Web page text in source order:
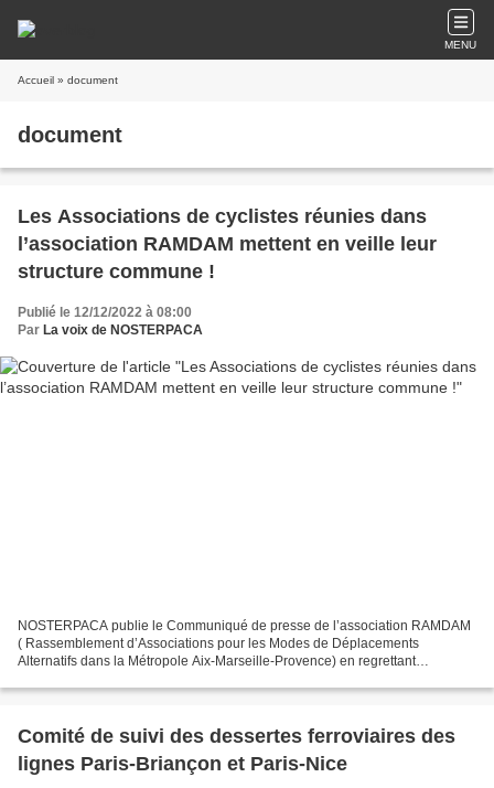
MENU
Accueil » document
document
Les Associations de cyclistes réunies dans
l’association RAMDAM mettent en veille leur
structure commune !
Publié le 12/12/2022 à 08:00
Par La voix de NOSTERPACA
NOSTERPACA publie le Communiqué de presse de l’association RAMDAM
( Rassemblement d’Associations pour les Modes de Déplacements
Alternatifs dans la Métropole Aix-Marseille-Provence) en regrettant
Comité de suivi des dessertes ferroviaires des
lignes Paris-Briançon et Paris-Nice